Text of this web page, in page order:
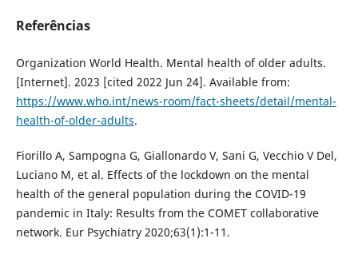
Referências
Organization World Health. Mental health of older adults.
[Internet]. 2023 [cited 2022 Jun 24]. Available from:
https://www.who.int/news-room/fact-sheets/detail/mental-
health-of-older-adults.
Fiorillo A, Sampogna G, Giallonardo V, Sani G, Vecchio V Del,
Luciano M, et al. Effects of the lockdown on the mental
health of the general population during the COVID-19
pandemic in Italy: Results from the COMET collaborative
network. Eur Psychiatry 2020;63(1):1-11.